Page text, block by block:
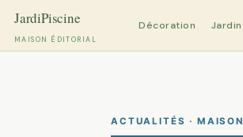
MAISON ÉDITORIAL
Décoration Jardin
ACTUALITÉS · MAISON